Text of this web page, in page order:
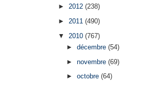
►2012(238)
► 2011(490)
▼ 2010(767)
► décembre (54)
► novembre (69)
► octobre (64)